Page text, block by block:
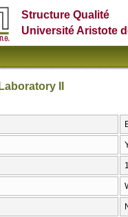
Structure Qualité
Université Aristote
II